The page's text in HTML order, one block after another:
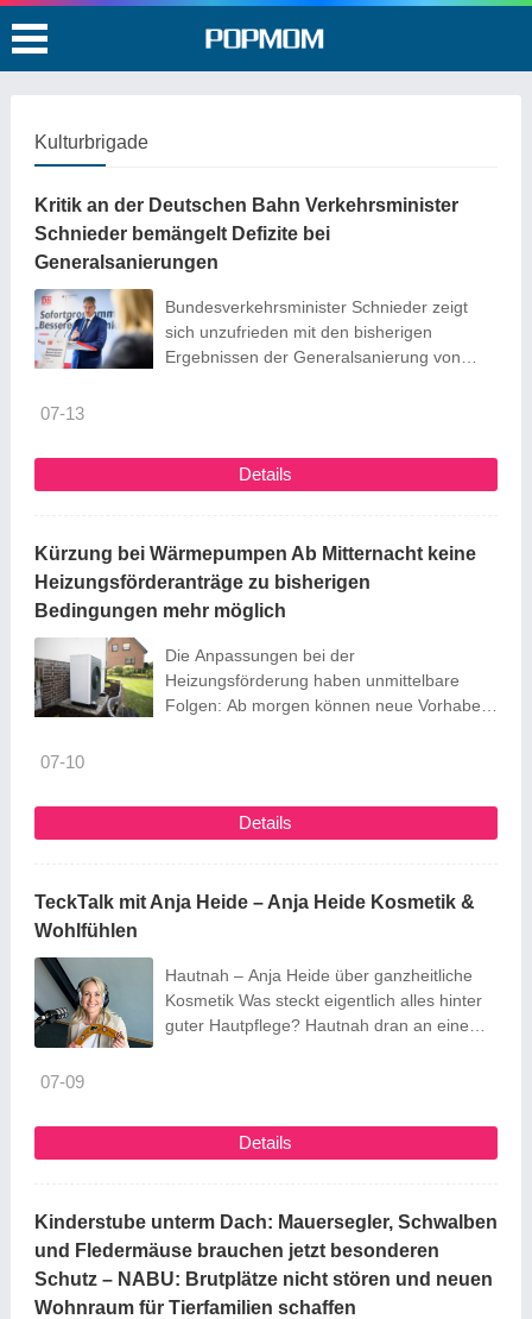
Kulturbrigade
Kritik an der Deutschen Bahn Verkehrsminister
Schnieder bemängelt Defizite bei
Generalsanierungen
Bundesverkehrsminister Schnieder zeigt
sich unzufrieden mit den bisherigen
Ergebnissen der Generalsanierung von
07-13
Details
Kürzung bei Wärmepumpen Ab Mitternacht keine
Heizungsförderanträge zu bisherigen
Bedingungen mehr möglich
Die Anpassungen bei der
Heizungsförderung haben unmittelbare
Folgen: Ab morgen können neue Vorhaben
07-10
Details
TeckTalk mit Anja Heide – Anja Heide Kosmetik &
Wohlfühlen
Hautnah – Anja Heide über ganzheitliche
Kosmetik Was steckt eigentlich alles hinter
guter Hautpflege? Hautnah dran an einem
In der neuen Folge des Weilheimer
Podcasts TeckTalk spricht sie über
07-09
Details
Kinderstube unterm Dach: Mauersegler, Schwalben
und Fledermäuse brauchen jetzt besonderen
Schutz – NABU: Brutplätze nicht stören und neuen
Wohnraum für Tierfamilien schaffen